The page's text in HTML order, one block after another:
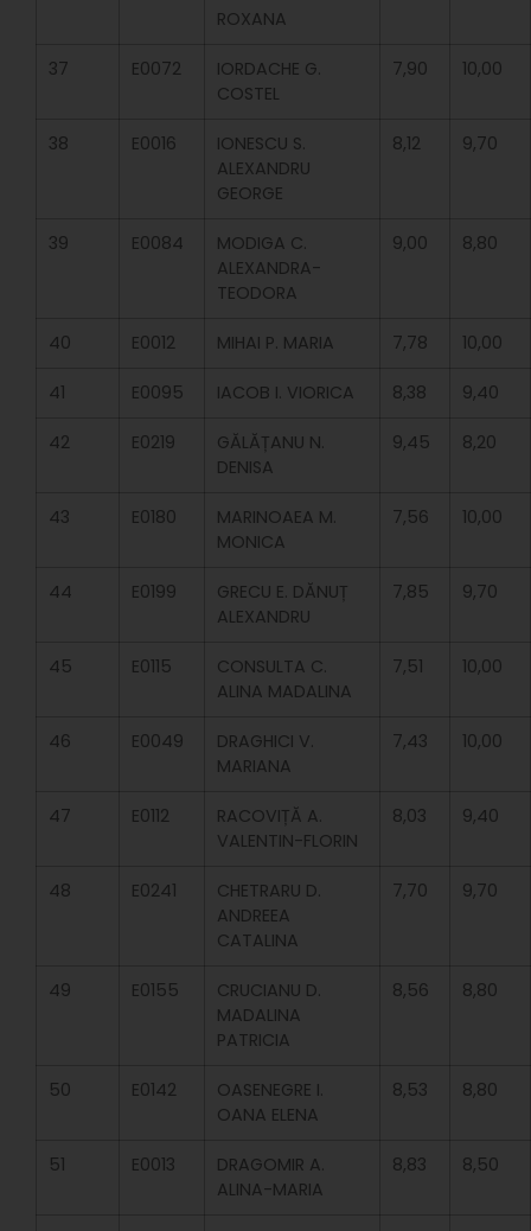
ROXANA
37 E0072
IORDACHE G.
COSTEL
7,90 10,00
38 E0016
IONESCU S.
ALEXANDRU
GEORGE
8,12 9,70
39 E0084
MODIGA C.
ALEXANDRA-
TEODORA
9,00 8,80
40 E0012 MIHAI P. MARIA 7,78 10,00
41 E0095 IACOB I. VIORICA 8,38 9,40
42 E0219
GĂLĂȚANU N.
DENISA
9,45 8,20
43 E0180
MARINOAEA M.
MONICA
7,56 10,00
44 E0199
GRECU E. DĂNUȚ
ALEXANDRU
7,85 9,70
45 E0115
CONSULTA C.
ALINA MADALINA
7,51 10,00
46 E0049
DRAGHICI V.
MARIANA
7,43 10,00
47 E0112
RACOVIȚĂ A.
VALENTIN-FLORIN
8,03 9,40
48 E0241
CHETRARU D.
ANDREEA
CATALINA
7,70 9,70
49 E0155
CRUCIANU D.
MADALINA
PATRICIA
8,56 8,80
50 E0142
OASENEGRE I.
OANA ELENA
8,53 8,80
51 E0013
DRAGOMIR A.
ALINA-MARIA
8,83 8,50